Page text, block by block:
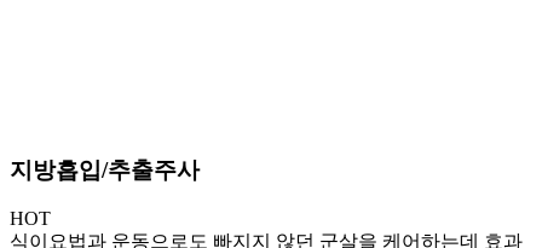
지방흡입/추출주사
HOT
식이요법과 운동으로도 빠지지 않던 군살을 케어하는데 효과